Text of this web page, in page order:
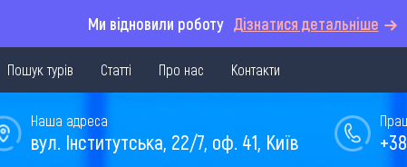
Ми відновили роботу Дізнатися детальніше
Пошук турів Статті Про нас Контакти
Наша адреса
вул. Інститутська, 22/7, оф. 41, Київ